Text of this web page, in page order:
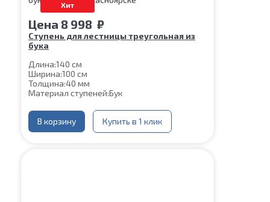
Хит
Цена 8 998 ₽
Ступень для лестницы треугольная из
бука
Длина:140 см
Ширина:100 см
Толщина:40 мм
Материал ступеней:Бук
В корзину Купить в 1 клик